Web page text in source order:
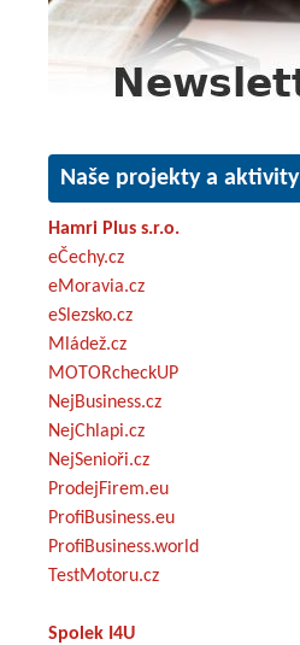
Naše projekty a aktivity
Hamri Plus s.r.o.
eČechy.cz
eMoravia.cz
eSlezsko.cz
Mládež.cz
MOTORcheckUP
NejBusiness.cz
NejChlapi.cz
NejSenioři.cz
ProdejFirem.eu
ProfiBusiness.eu
ProfiBusiness.world
TestMotoru.cz
Spolek I4U